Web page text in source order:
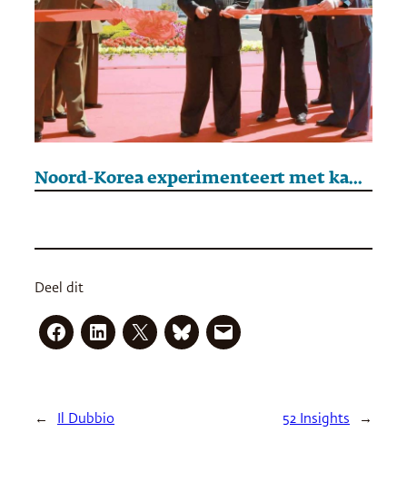
Noord-Korea experimenteert met kapitalisme
Deel dit
← Il Dubbio 52 Insights →